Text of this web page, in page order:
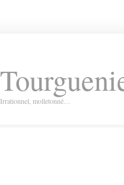
Irrationnel, molletonné…